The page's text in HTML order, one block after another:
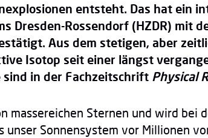
entsteht. Das hat ein
Dresden-Rossendorf (HZDR) mit
Aus dem stetigen, aber
Isotop seit einer längst
sind in der Fachzeitschrift Physical
massereichen Sternen und wird bei
unser Sonnensystem vor Millionen